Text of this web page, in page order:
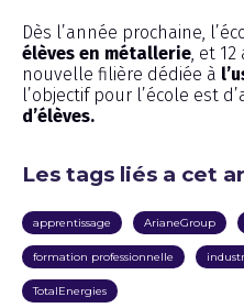
Dès l’année prochaine,
élèves en métallerie , et
nouvelle filière dédiée à
l’objectif pour l’école est
d’élèves.
Les tags liés a cet
apprentissage ArianeGroup
formation professionnelle
TotalEnergies